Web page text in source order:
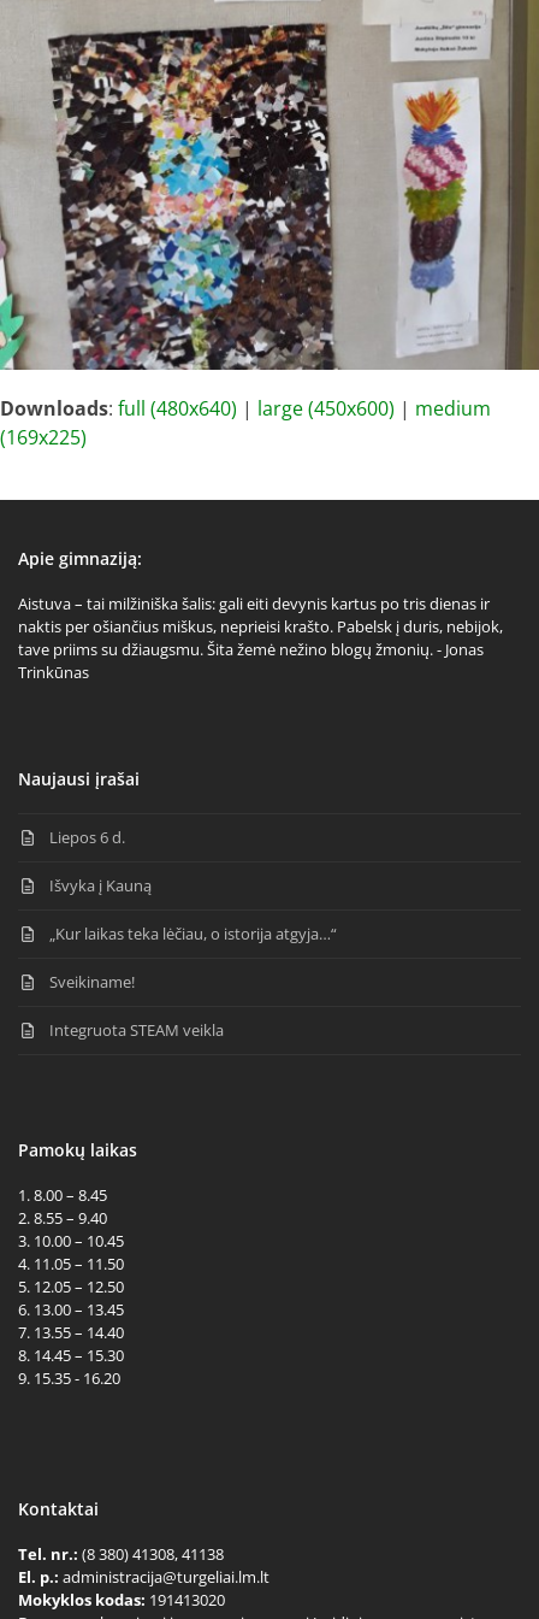
Downloads: full (480x640) | large (450x600) | medium
(169x225)
Apie gimnaziją:
Aistuva – tai milžiniška šalis: gali eiti devynis kartus po tris dienas ir
naktis per ošiančius miškus, neprieisi krašto. Pabelsk į duris, nebijok,
tave priims su džiaugsmu. Šita žemė nežino blogų žmonių. - Jonas
Trinkūnas
Naujausi įrašai
Liepos 6 d.
Išvyka į Kauną
„Kur laikas teka lėčiau, o istorija atgyja…“
Sveikiname!
Integruota STEAM veikla
Pamokų laikas
1. 8.00 – 8.45
2. 8.55 – 9.40
3. 10.00 – 10.45
4. 11.05 – 11.50
5. 12.05 – 12.50
6. 13.00 – 13.45
7. 13.55 – 14.40
8. 14.45 – 15.30
9. 15.35 - 16.20
Kontaktai
Tel. nr.: (8 380) 41308, 41138
El. p.: administracija@turgeliai.lm.lt
Mokyklos kodas: 191413020